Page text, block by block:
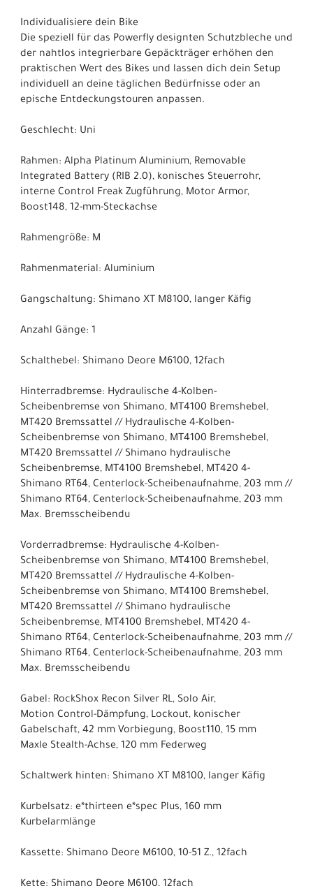
Individualisiere dein Bike
Die speziell für das Powerfly designten Schutzbleche und
der nahtlos integrierbare Gepäckträger erhöhen den
praktischen Wert des Bikes und lassen dich dein Setup
individuell an deine täglichen Bedürfnisse oder an
epische Entdeckungstouren anpassen.
Geschlecht: Uni
Rahmen: Alpha Platinum Aluminium, Removable
Integrated Battery (RIB 2.0), konisches Steuerrohr,
interne Control Freak Zugführung, Motor Armor,
Boost148, 12-mm-Steckachse
Rahmengröße: M
Rahmenmaterial: Aluminium
Gangschaltung: Shimano XT M8100, langer Käfig
Anzahl Gänge: 1
Schalthebel: Shimano Deore M6100, 12fach
Hinterradbremse: Hydraulische 4-Kolben-
Scheibenbremse von Shimano, MT4100 Bremshebel,
MT420 Bremssattel // Hydraulische 4-Kolben-
Scheibenbremse von Shimano, MT4100 Bremshebel,
MT420 Bremssattel // Shimano hydraulische
Scheibenbremse, MT4100 Bremshebel, MT420 4-
Shimano RT64, Centerlock-Scheibenaufnahme, 203 mm //
Shimano RT64, Centerlock-Scheibenaufnahme, 203 mm
Max. Bremsscheibendu
Vorderradbremse: Hydraulische 4-Kolben-
Scheibenbremse von Shimano, MT4100 Bremshebel,
MT420 Bremssattel // Hydraulische 4-Kolben-
Scheibenbremse von Shimano, MT4100 Bremshebel,
MT420 Bremssattel // Shimano hydraulische
Scheibenbremse, MT4100 Bremshebel, MT420 4-
Shimano RT64, Centerlock-Scheibenaufnahme, 203 mm //
Shimano RT64, Centerlock-Scheibenaufnahme, 203 mm
Max. Bremsscheibendu
Gabel: RockShox Recon Silver RL, Solo Air,
Motion Control-Dämpfung, Lockout, konischer
Gabelschaft, 42 mm Vorbiegung, Boost110, 15 mm
Maxle Stealth-Achse, 120 mm Federweg
Schaltwerk hinten: Shimano XT M8100, langer Käfig
Kurbelsatz: e*thirteen e*spec Plus, 160 mm
Kurbelarmlänge
Kassette: Shimano Deore M6100, 10-51 Z., 12fach